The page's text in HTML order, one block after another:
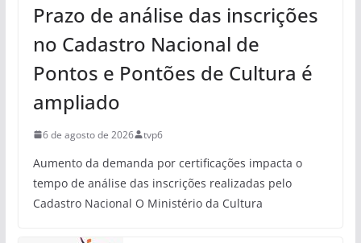
Prazo de análise das inscrições
no Cadastro Nacional de
Pontos e Pontões de Cultura é
ampliado
6 de agosto de 2026 tvp6
Aumento da demanda por certificações impacta o
tempo de análise das inscrições realizadas pelo
Cadastro Nacional O Ministério da Cultura